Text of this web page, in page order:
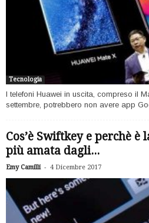
Tecnologia
I telefoni Huawei in uscita, compreso il
settembre, potrebbero non avere app
Cos’è Swiftkey e perchè
più amata dagli...
Emy Camilli - 4 Dicembre 2017